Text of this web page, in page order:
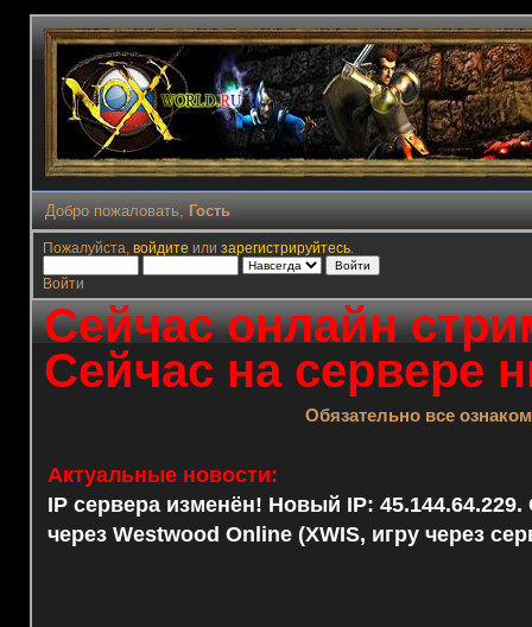
Добро пожаловать, Гость
Пожалуйста, войдите или зарегистрируйтесь.
Войти
Сейчас онлайн
Сейчас на сервере
Обязательно все
Актуальные новости:
IP сервера изменён! Новый IP: 45.144.64.229.
через Westwood Online (XWIS, игру через